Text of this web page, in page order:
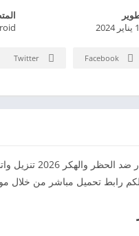
Facebook
Twitter
تحميل الواتس
لكم رابط تحميل مباشر من خلال